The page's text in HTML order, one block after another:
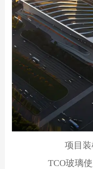
项目
TCO玻璃